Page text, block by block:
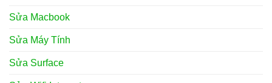
Sửa Macbook
Sửa Máy Tính
Sửa Surface